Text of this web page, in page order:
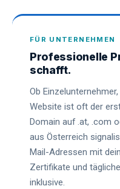
FÜR UNTERNEHMEN
Professionelle
schafft.
Ob
Website ist oft der
Domain auf .at, .com
aus Österreich
Mail-Adressen mit
Zertifikate und
inklusive.